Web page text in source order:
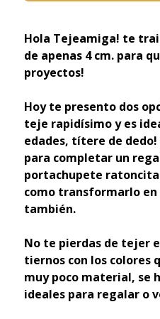
Hola Tejeamiga! te
de apenas 4 cm. para
proyectos!
Hoy te presento dos
teje rapidísimo y es
edades, títere de
para completar un
portachupete
como transformarlo
también.
No te pierdas de tejer
tiernos con los colores
muy poco material, se
ideales para regalar o